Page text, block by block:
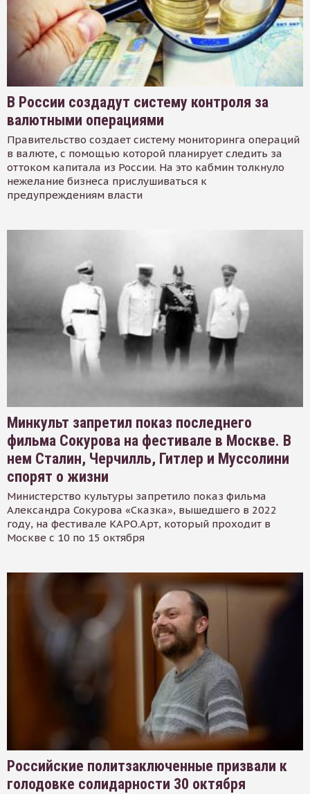
В России создадут систему контроля за
валютными операциями
Правительство создает систему мониторинга операций
в валюте, с помощью которой планирует следить за
оттоком капитала из России. На это кабмин толкнуло
нежелание бизнеса прислушиваться к
предупреждениям власти
Минкульт запретил показ последнего
фильма Сокурова на фестивале в Москве. В
нем Сталин, Черчилль, Гитлер и Муссолини
спорят о жизни
Министерство культуры запретило показ фильма
Александра Сокурова «Сказка», вышедшего в 2022
году, на фестивале КАРО.Арт, который проходит в
Москве с 10 по 15 октября
Российские политзаключенные призвали к
голодовке солидарности 30 октября